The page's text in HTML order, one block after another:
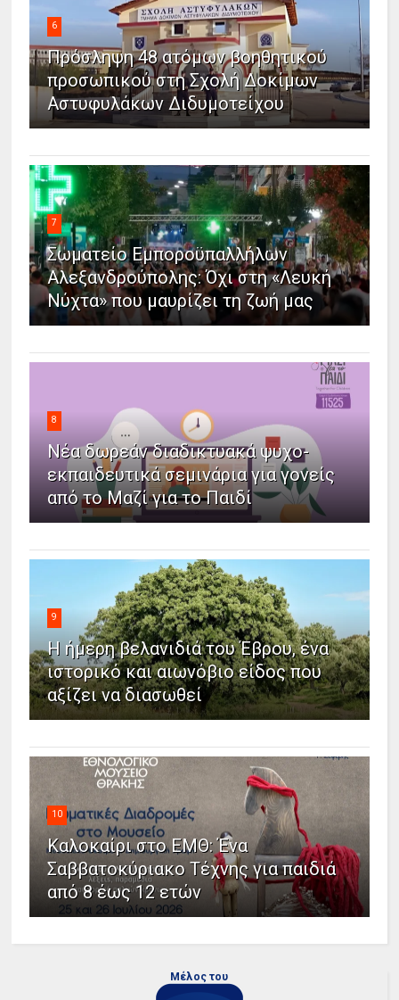
6
Πρόσληψη 48 ατόμων βοηθητικού
προσωπικού στη Σχολή Δοκίμων
Αστυφυλάκων Διδυμοτείχου
7
Σωματείο Εμποροϋπαλλήλων
Αλεξανδρούπολης: Όχι στη «Λευκή
Νύχτα» που μαυρίζει τη ζωή μας
8
Νέα δωρεάν διαδικτυακά ψυχο-
εκπαιδευτικά σεμινάρια για γονείς
από το Μαζί για το Παιδί
9
Η ήμερη βελανιδιά του Έβρου, ένα
ιστορικό και αιωνόβιο είδος που
αξίζει να διασωθεί
10
Καλοκαίρι στο ΕΜΘ: Ένα
Σαββατοκύριακο Τέχνης για παιδιά
από 8 έως 12 ετών
Μέλος του